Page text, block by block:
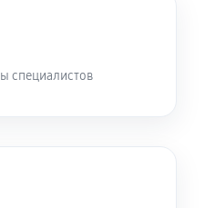
специалистов